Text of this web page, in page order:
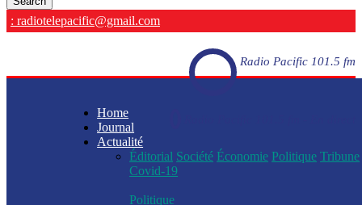
: radiotelepacific@gmail.com
Radio Pacific 101.5 fm
Home
Journal
Actualité
Éditorial Société Économie Politique Tribune
Covid-19
Politique